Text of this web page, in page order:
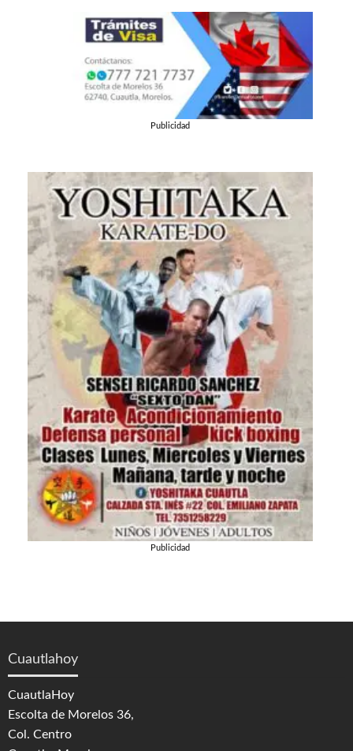
Publicidad
Publicidad
Cuautlahoy
CuautlaHoy
Escolta de Morelos 36,
Col. Centro